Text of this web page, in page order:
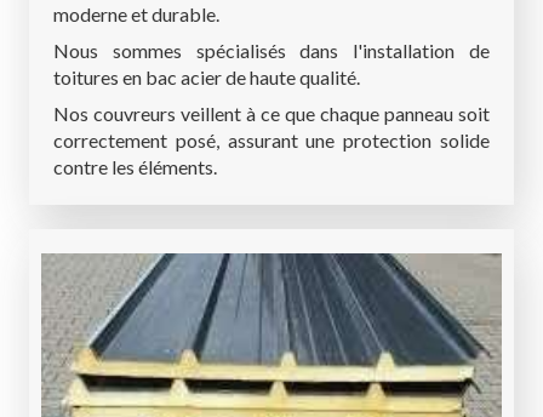
moderne et durable.
Nous sommes spécialisés dans l'installation de
toitures en bac acier de haute qualité.
Nos couvreurs veillent à ce que chaque panneau soit
correctement posé, assurant une protection solide
contre les éléments.